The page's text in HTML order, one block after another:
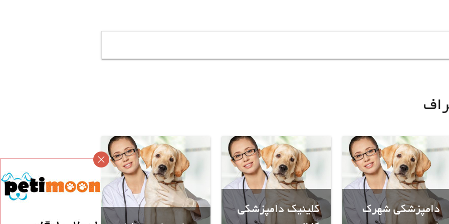
کلینیک دامپزشکی
دامپزشکی شهرک